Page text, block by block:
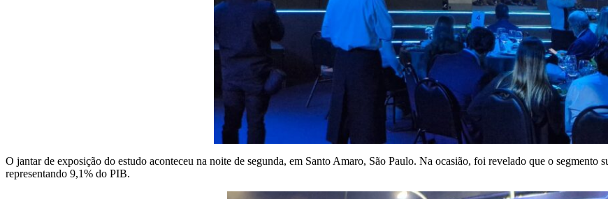
O jantar de exposição do estudo aconteceu na noite de segunda, em Santo Amaro, São Paulo. Na ocasião, foi revelado que o segmento
representando 9,1% do PIB.